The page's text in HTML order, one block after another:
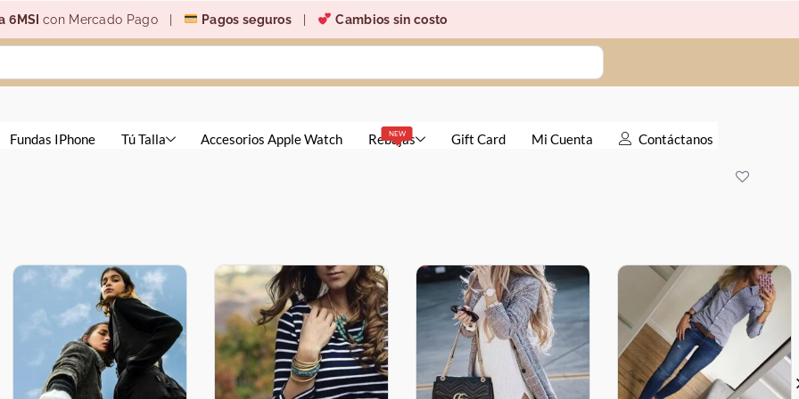
6MSIcon Mercado Pago | Pagos seguros Cambios sin costo
Fundas IPhone Tú Talla Accesorios Apple Watch NEW
Rebajas Gift Card Mi Cuenta Contáctanos